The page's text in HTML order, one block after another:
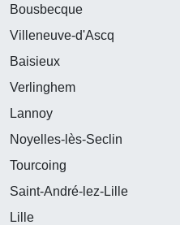
Bousbecque
Villeneuve-d'Ascq
Baisieux
Verlinghem
Lannoy
Noyelles-lès-Seclin
Tourcoing
Saint-André-lez-Lille
Lille